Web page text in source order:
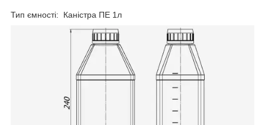
Тип ємності: Каністра ПЕ 1л